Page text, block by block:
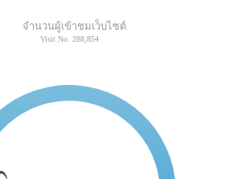
จำนวนผู้เข้าชมเว็บไซต์